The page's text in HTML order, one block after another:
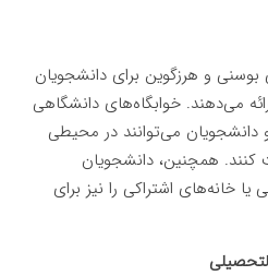
و هرزگوین برای دانشجویان
می‌دهند. خوابگاه‌های دانشگاهی
و دانشجویان می‌توانند در محیطی
کنند. همچنین، دانشجویان
خانه‌های اشتراکی را نیز برای